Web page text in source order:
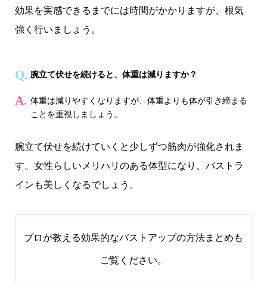
効果を実感できるまでには時間がかかりますが、根気
強く行いましょう。
腕立て伏せを続けると、体重は減りますか？
体重は減りやすくなりますが、体重よりも体が引き締まる
ことを重視しましょう。
腕立て伏せを続けていくと少しずつ筋肉が強化されま
す。女性らしいメリハリのある体型になり、バストラ
インも美しくなるでしょう。
プロが教える効果的なバストアップの方法まとめ も
ご覧ください。